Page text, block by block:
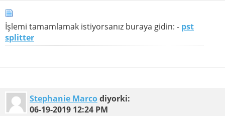
İşlemi tamamlamak istiyorsanız buraya gidin: - pst
splitter
Stephanie Marcodiyorki:
06-19-2019 12:24 PM